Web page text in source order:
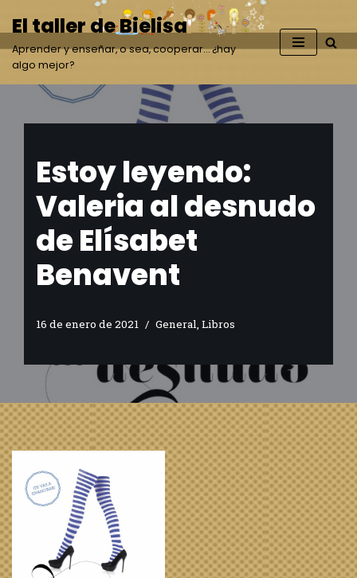
Saltar
al
contenido
El taller de Bielisa
Aprender y enseñar, o sea, cooperar… ¿hay
algo mejor?
Estoy leyendo:
Valeria al desnudo
de Elísabet
Benavent
16 de enero de 2021 General Libros